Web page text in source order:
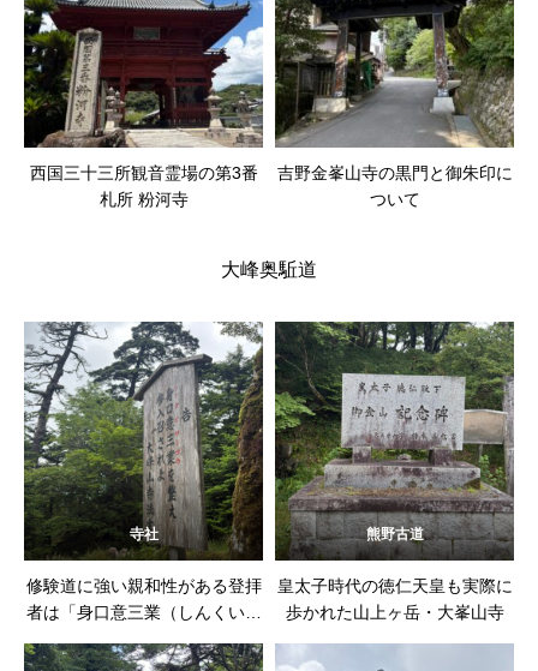
西国三十三所観音霊場の第3番
札所 粉河寺
吉野金峯山寺の黒門と御朱印に
ついて
大峰奥駈道
寺社
修験道に強い親和性がある登拝
者は「身口意三業（しんくいさ
熊野古道
皇太子時代の徳仁天皇も実際に
歩かれた山上ヶ岳・大峯山寺